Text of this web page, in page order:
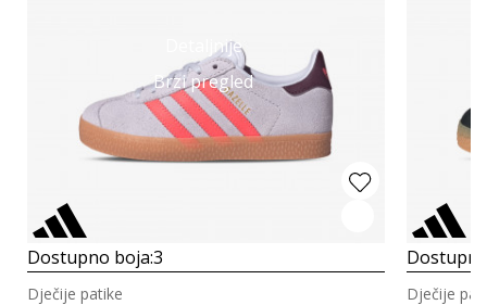
Detaljnije
Brzi pregled
Dostupno boja:3
Dječije patike Dječije